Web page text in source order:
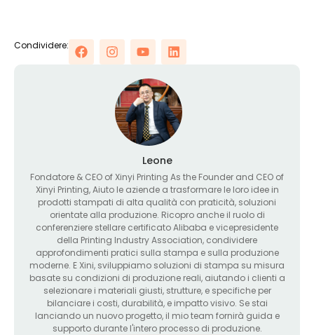
Condividere:
Leone
Fondatore & CEO of Xinyi Printing As the Founder and CEO of
Xinyi Printing, Aiuto le aziende a trasformare le loro idee in
prodotti stampati di alta qualità con praticità, soluzioni
orientate alla produzione. Ricopro anche il ruolo di
conferenziere stellare certificato Alibaba e vicepresidente
della Printing Industry Association, condividere
approfondimenti pratici sulla stampa e sulla produzione
moderne. E Xini, sviluppiamo soluzioni di stampa su misura
basate su condizioni di produzione reali, aiutando i clienti a
selezionare i materiali giusti, strutture, e specifiche per
bilanciare i costi, durabilità, e impatto visivo. Se stai
lanciando un nuovo progetto, il mio team fornirà guida e
supporto durante l'intero processo di produzione.